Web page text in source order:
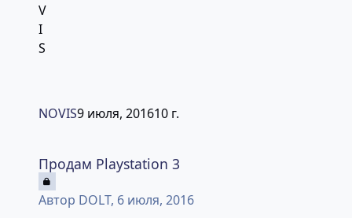
NOVIS9 июля, 201610 г.
Продам Playstation 3
Автор DOLT, 6 июля, 2016